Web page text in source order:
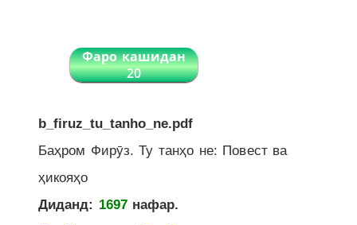
Фаро кашидан
20
b_firuz_tu_tanho_ne.pdf
Баҳром Фирӯз. Ту танҳо не: Повест ва
ҳикояҳо
Диданд: 1697нафар.